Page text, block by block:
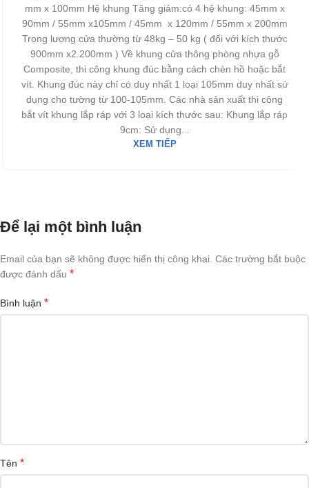
mm x 100mm Hệ khung Tăng giảm:có 4 hệ khung: 45mm x
90mm / 55mm x105mm / 45mm x 120mm / 55mm x 200mm
Trọng lượng cửa thường từ 48kg – 50 kg ( đối với kích thước
900mm x2.200mm ) Về khung cửa thông phòng nhựa gỗ
Composite, thi công khung đúc bằng cách chèn hồ hoặc bắt
vít. Khung đúc này chỉ có duy nhất 1 loại 105mm duy nhất sử
dụng cho tường từ 100-105mm. Các nhà sản xuất thi công
bắt vít khung lắp ráp với 3 loại kích thước sau: Khung lắp ráp
9cm: Sử dụng...
XEM TIẾP
Để lại một bình luận
Email của bạn sẽ không được hiển thị công khai. Các trường bắt buộc
được đánh dấu *
Bình luận *
Tên *